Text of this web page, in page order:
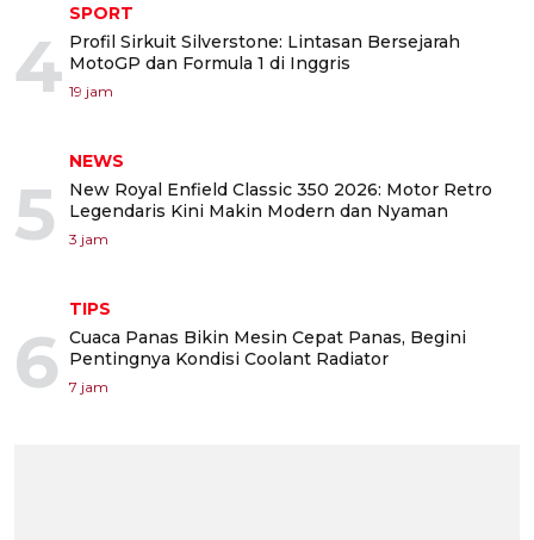
4
SPORT
Profil Sirkuit Silverstone: Lintasan Bersejarah
MotoGP dan Formula 1 di Inggris
19 jam
5
NEWS
New Royal Enfield Classic 350 2026: Motor Retro
Legendaris Kini Makin Modern dan Nyaman
3 jam
6
TIPS
Cuaca Panas Bikin Mesin Cepat Panas, Begini
Pentingnya Kondisi Coolant Radiator
7 jam